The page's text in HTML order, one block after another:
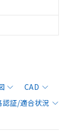
CAD
認証/適合状況